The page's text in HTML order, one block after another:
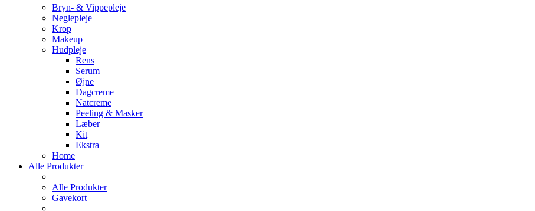
Bryn- & Vippepleje
Neglepleje
Krop
Makeup
Hudpleje
Rens
Serum
Øjne
Dagcreme
Natcreme
Peeling & Masker
Læber
Kit
Ekstra
Home
Alle Produkter
Alle Produkter
Gavekort